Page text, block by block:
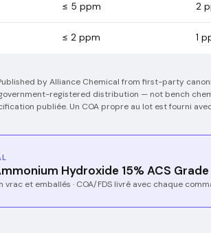
≤ 5 ppm 2
≤ 2 ppm 1
by Alliance Chemical from first-party
registered distribution — not bench
publiée. Un COA propre au lot est fourni
Hydroxide 15% ACS Grade
vrac et emballés · COA/FDS livré avec chaque